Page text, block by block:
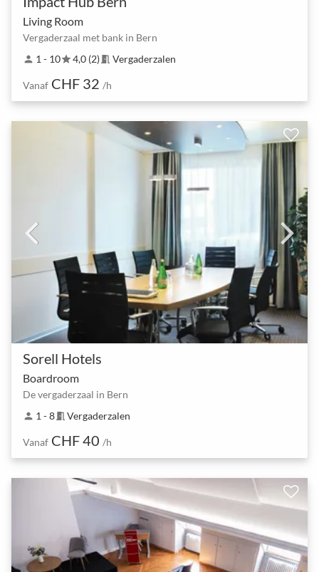
Living Room
Vergaderzaal met bank in Bern
person 1 - 10star4,0 (2) meeting_room Vergaderzalen
Vanaf CHF 32 /h
Sorell Hotels
Boardroom
De vergaderzaal in Bern
person 1 - 8meeting_room Vergaderzalen
Vanaf CHF 40 /h